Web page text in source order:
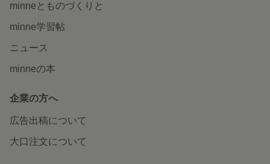
minneとものづくりと
minne学習帖
ニュース
minneの本
企業の方へ
広告出稿について
大口注文について